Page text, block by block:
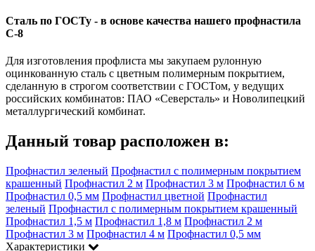
Сталь по ГОСТу - в основе качества нашего профнастила
C-8
Для изготовления профлиста мы закупаем рулонную
оцинкованную сталь с цветным полимерным покрытием,
сделанную в строгом соответствии с ГОСТом, у ведущих
российских комбинатов: ПАО «Северсталь» и Новолипецкий
металлургический комбинат.
Данный товар расположен в:
Профнастил зеленый Профнастил с полимерным покрытием
крашенный Профнастил 2 м Профнастил 3 м Профнастил 6 м
Профнастил 0,5 мм Профнастил цветной Профнастил
зеленый Профнастил с полимерным покрытием крашенный
Профнастил 1,5 м Профнастил 1,8 м Профнастил 2 м
Профнастил 3 м Профнастил 4 м Профнастил 0,5 мм
Характеристики